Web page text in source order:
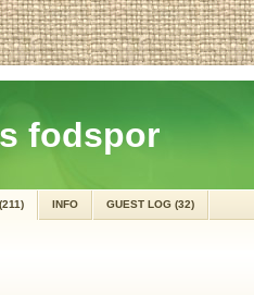
fodspor
INFO GUEST LOG (32)